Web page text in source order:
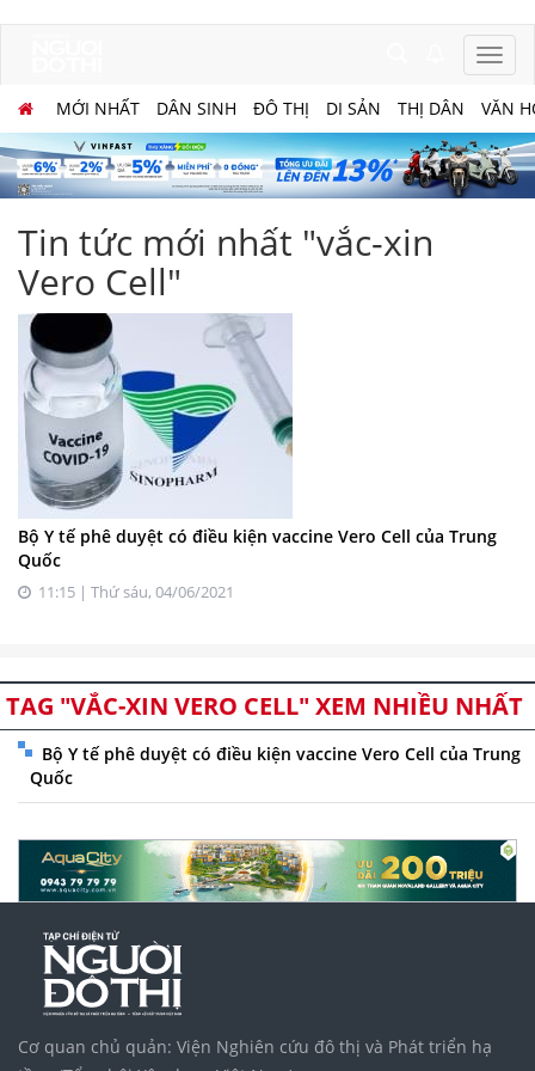
MỚI NHẤT DÂN SINH ĐÔ THỊ DI SẢN THỊ DÂN VĂN
Tin tức mới nhất "vắc-xin
Vero Cell"
Bộ Y tế phê duyệt có điều kiện vaccine Vero Cell của Trung
Quốc
11:15 | Thứ sáu, 04/06/2021
TAG "VẮC-XIN VERO CELL" XEM NHIỀU NHẤT
Bộ Y tế phê duyệt có điều kiện vaccine Vero Cell của Trung
Quốc
Cơ quan chủ quản: Viện Nghiên cứu đô thị và Phát triển hạ